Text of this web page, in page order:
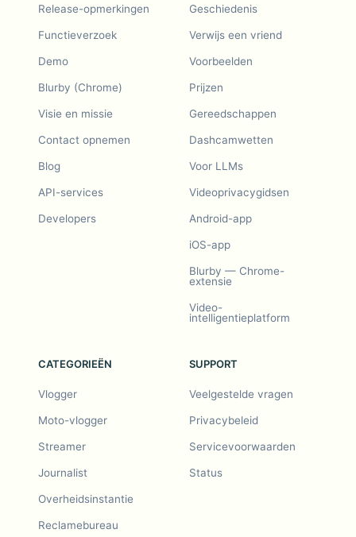
Release-opmerkingen
Functieverzoek
Demo
Blurby (Chrome)
Visie en missie
Contact opnemen
Blog
API-services
Developers
Geschiedenis
Verwijs een vriend
Voorbeelden
Prijzen
Gereedschappen
Dashcamwetten
Voor LLMs
Videoprivacygidsen
Android-app
iOS-app
Blurby — Chrome-
extensie
Video-
intelligentieplatform
CATEGORIEËN
Vlogger
Moto-vlogger
Streamer
Journalist
Overheidsinstantie
Reclamebureau
SUPPORT
Veelgestelde vragen
Privacybeleid
Servicevoorwaarden
Status